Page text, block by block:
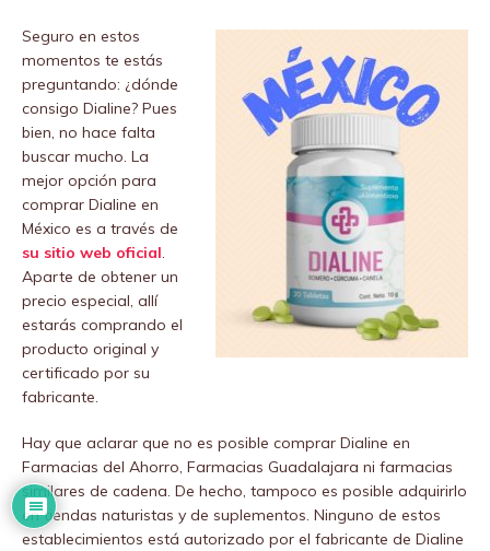
Seguro en estos
momentos te estás
preguntando: ¿dónde
consigo Dialine? Pues
bien, no hace falta
buscar mucho. La
mejor opción para
comprar Dialine en
México es a través de
su sitio web oficial.
Aparte de obtener un
precio especial, allí
estarás comprando el
producto original y
certificado por su
fabricante.
Hay que aclarar que no es posible comprar Dialine en
Farmacias del Ahorro, Farmacias Guadalajara ni farmacias
similares de cadena. De hecho, tampoco es posible adquirirlo
en tiendas naturistas y de suplementos. Ninguno de estos
establecimientos está autorizado por el fabricante de Dialine